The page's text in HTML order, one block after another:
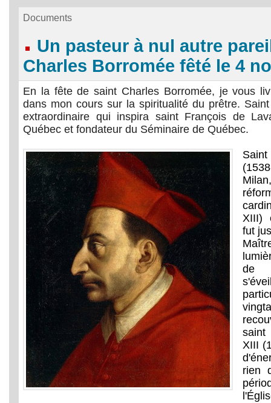
Documents
Un pasteur à nul autre
Charles Borromée fêté le 4
En la fête de saint Charles Borromée, je vous
dans mon cours sur la spiritualité du prêtre.
extraordinaire qui inspira saint François de
Québec et fondateur du Séminaire de Québec.
XIII)
fut
de
XIII
rien